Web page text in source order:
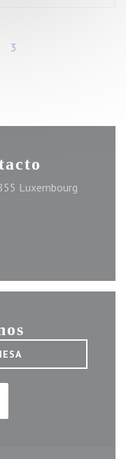
3
Luxembourg
((abre numa nova
((abre numa